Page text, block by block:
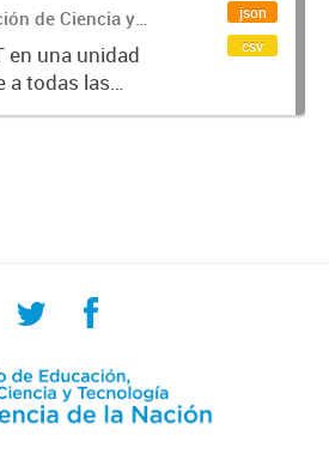
de Ciencia y
en una unidad
a todas las
json
csv